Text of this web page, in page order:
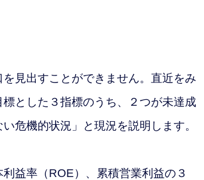
見出すことができません。直近をみ
とした３指標のうち、２つが未達成
危機的状況」と現況を説明します。
益率（ROE）、累積営業利益の３